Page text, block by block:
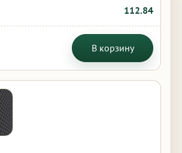
112.84
В корзину